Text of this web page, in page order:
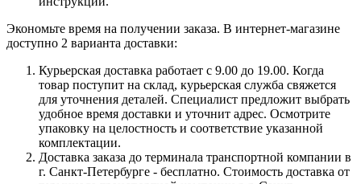
Экономьте время на получении заказа. В интернет-магазине
доступно 2 варианта доставки:
Курьерская доставка работает с 9.00 до 19.00. Когда
товар поступит на склад, курьерская служба свяжется
для уточнения деталей. Специалист предложит выбрать
удобное время доставки и уточнит адрес. Осмотрите
упаковку на целостность и соответствие указанной
комплектации.
Доставка заказа до терминала транспортной компании в
г. Санкт-Петербурге - бесплатно. Стоимость доставка от